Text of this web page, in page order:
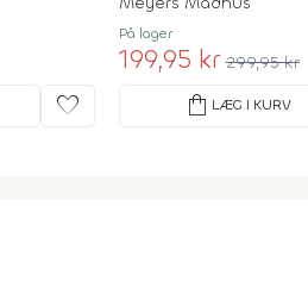
favorite
På lager
199,95 kr 299,95 kr
shopping_bag LÆG I KURV